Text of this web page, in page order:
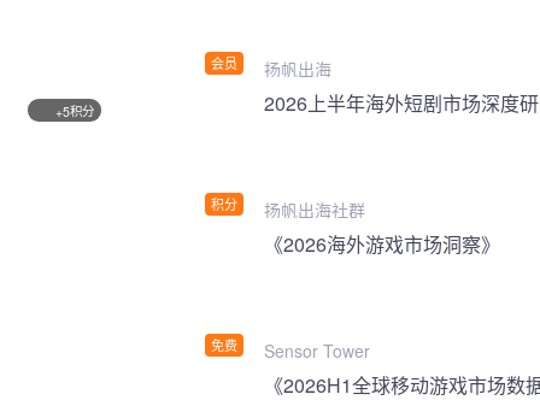
会员 扬帆出海
+5积分
积分
2026上半年海外短剧市场深度
扬帆出海社群
免费
《2026海外游戏市场洞察》
Sensor Tower
《2026H1全球移动游戏市场数